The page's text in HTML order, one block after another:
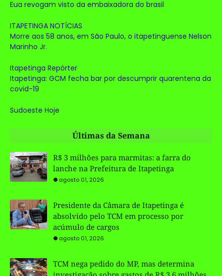
Eua revogam visto da embaixadora do brasil
ITAPETINGA NOTÍCIAS
Morre aos 58 anos, em São Paulo, o itapetinguense Nelson
Marinho Jr.
Itapetinga Repórter
Itapetinga: GCM fecha bar por descumprir quarentena da
covid-19
Sudoeste Hoje
Últimas da Semana
R$ 3 milhões para marmitas: a farra do
lanche na Prefeitura de Itapetinga
agosto 01, 2026
Presidente da Câmara de Itapetinga é
absolvido pelo TCM em processo por
acúmulo de cargos
agosto 01, 2026
TCM nega pedido do MP, mas determina